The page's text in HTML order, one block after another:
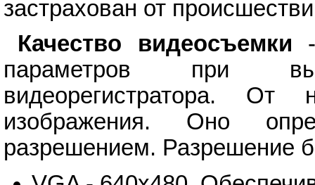
застрахован от
Качество видеосъемки
параметров при
видеорегистратора. От
изображения. Оно
разрешением. Разрешение